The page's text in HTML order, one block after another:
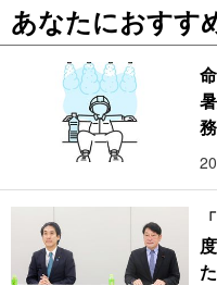
あなたにおすす